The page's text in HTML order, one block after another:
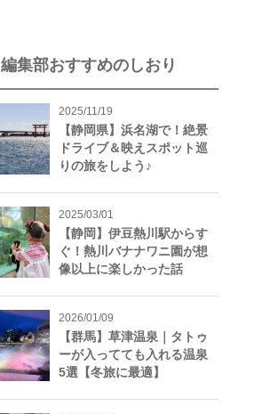
編集部おすすめのしおり
2025/11/19
【静岡県】浜名湖で！絶景
ドライブ＆映えスポット巡
りの旅をしよう♪
2025/03/01
【静岡】伊豆熱川駅からす
ぐ！熱川バナナワニ園が想
像以上に楽しかった話
2026/01/09
【群馬】草津温泉｜タトゥ
ーが入ってても入れる温泉
5選【冬旅に最適】